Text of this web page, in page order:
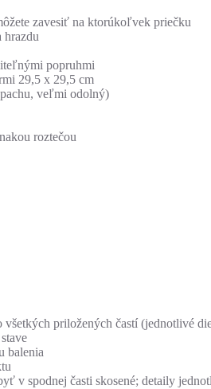
zavesiť na ktorúkoľvek priečku
hrazdu
popruhmi
29,5 x 29,5 cm
veľmi odolný)
roztečou
všetkých priložených častí (jednotlivé
balenia
v spodnej časti skosené; detaily